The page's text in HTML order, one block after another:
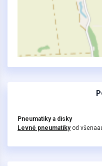
Pneumatiky a disky
Levné pneumatikyod